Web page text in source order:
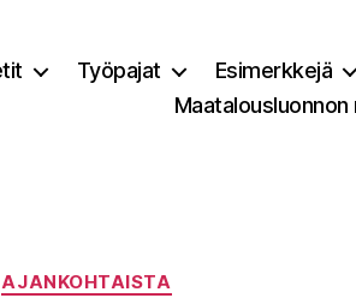
Työpajat Esimerkkejä
Kategoriat
AJANKOHTAISTA